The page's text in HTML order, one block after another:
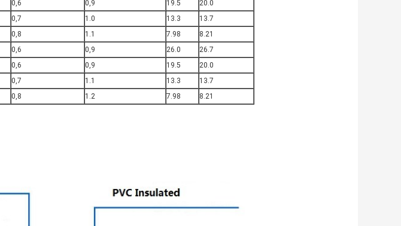
0,6 0,9 19.5
20.0
0,7 1.0 13.3
13.7
0,8 1.1 7.98
8.21
0,6 0,9 26.0
26.7
0,6 0,9 19.5
20.0
0,7 1.1 13.3
13.7
0,8 1.2 7.98 8.21